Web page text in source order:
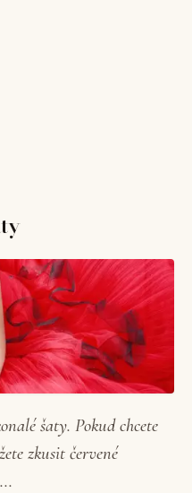
šaty. Pokud chcete
zkusit červené